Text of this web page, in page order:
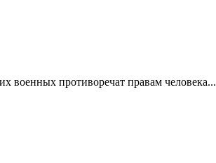
противоречат правам человека...